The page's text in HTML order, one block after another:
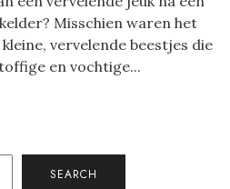
Misschien waren het
vervelende beestjes die
en vochtige...
SEARCH